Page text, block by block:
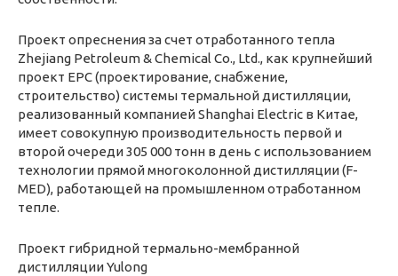
Проект опреснения за счет отработанного тепла
Zhejiang Petroleum & Chemical Co., Ltd., как крупнейший
проект EPC (проектирование, снабжение,
строительство) системы термальной дистилляции,
реализованный компанией Shanghai Electric в Китае,
имеет совокупную производительность первой и
второй очереди 305 000 тонн в день с использованием
технологии прямой многоколонной дистилляции (F-
MED), работающей на промышленном отработанном
тепле.
Проект гибридной термально-мембранной
дистилляции Yulong